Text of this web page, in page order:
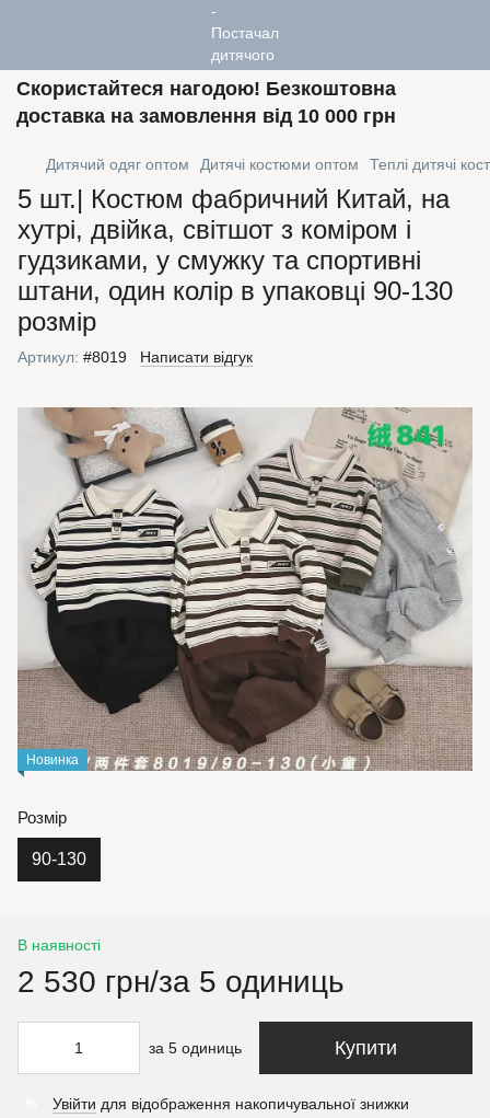
Скористайтеся нагодою! Безкоштовна
доставка на замовлення від 10 000 грн
Дитячий одяг оптом Дитячі костюми оптом Теплі дитячі
5 шт.| Костюм фабричний Китай, на
хутрі, двійка, світшот з коміром і
гудзиками, у смужку та спортивні
штани, один колір в упаковці 90-130
розмір
Артикул: #8019 Написати відгук
Новинка
Розмір
90-130
В наявності
2 530 грн/за 5 одиниць
за 5 одиниць Купити
Увійти для відображення накопичувальної знижки